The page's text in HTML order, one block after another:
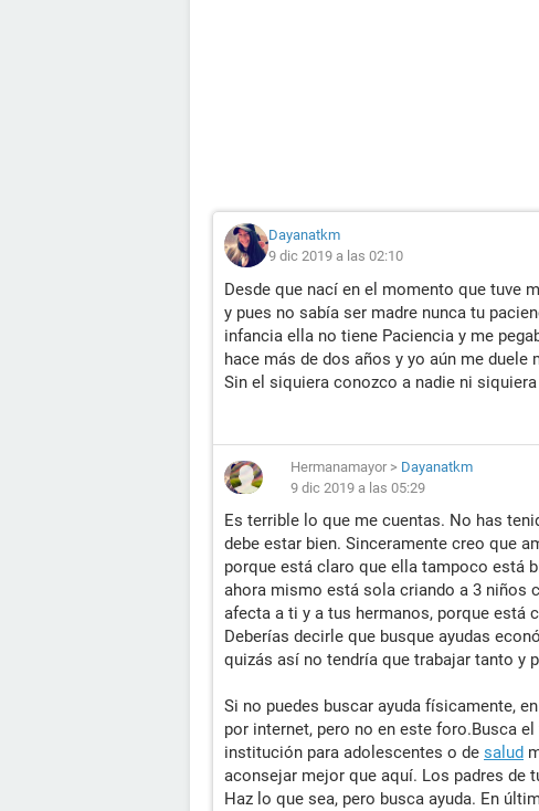
Dayanatkm
9 dic 2019 a las 02:10
Desde que nací en el momento que tuve
y pues no sabía ser madre nunca tu
infancia ella no tiene Paciencia y me
hace más de dos años y yo aún me
Sin el siquiera conozco a nadie ni
Hermanamayor > Dayanatkm
9 dic 2019 a las 05:29
Es terrible lo que me cuentas. No has
debe estar bien. Sinceramente creo que
porque está claro que ella tampoco está
ahora mismo está sola criando a 3 niños
afecta a ti y a tus hermanos, porque está
Deberías decirle que busque ayudas
quizás así no tendría que trabajar tanto y
Si no puedes buscar ayuda físicamente,
por internet, pero no en este foro.Busca
institución para adolescentes o de salud
aconsejar mejor que aquí. Los padres de
Haz lo que sea, pero busca ayuda. En